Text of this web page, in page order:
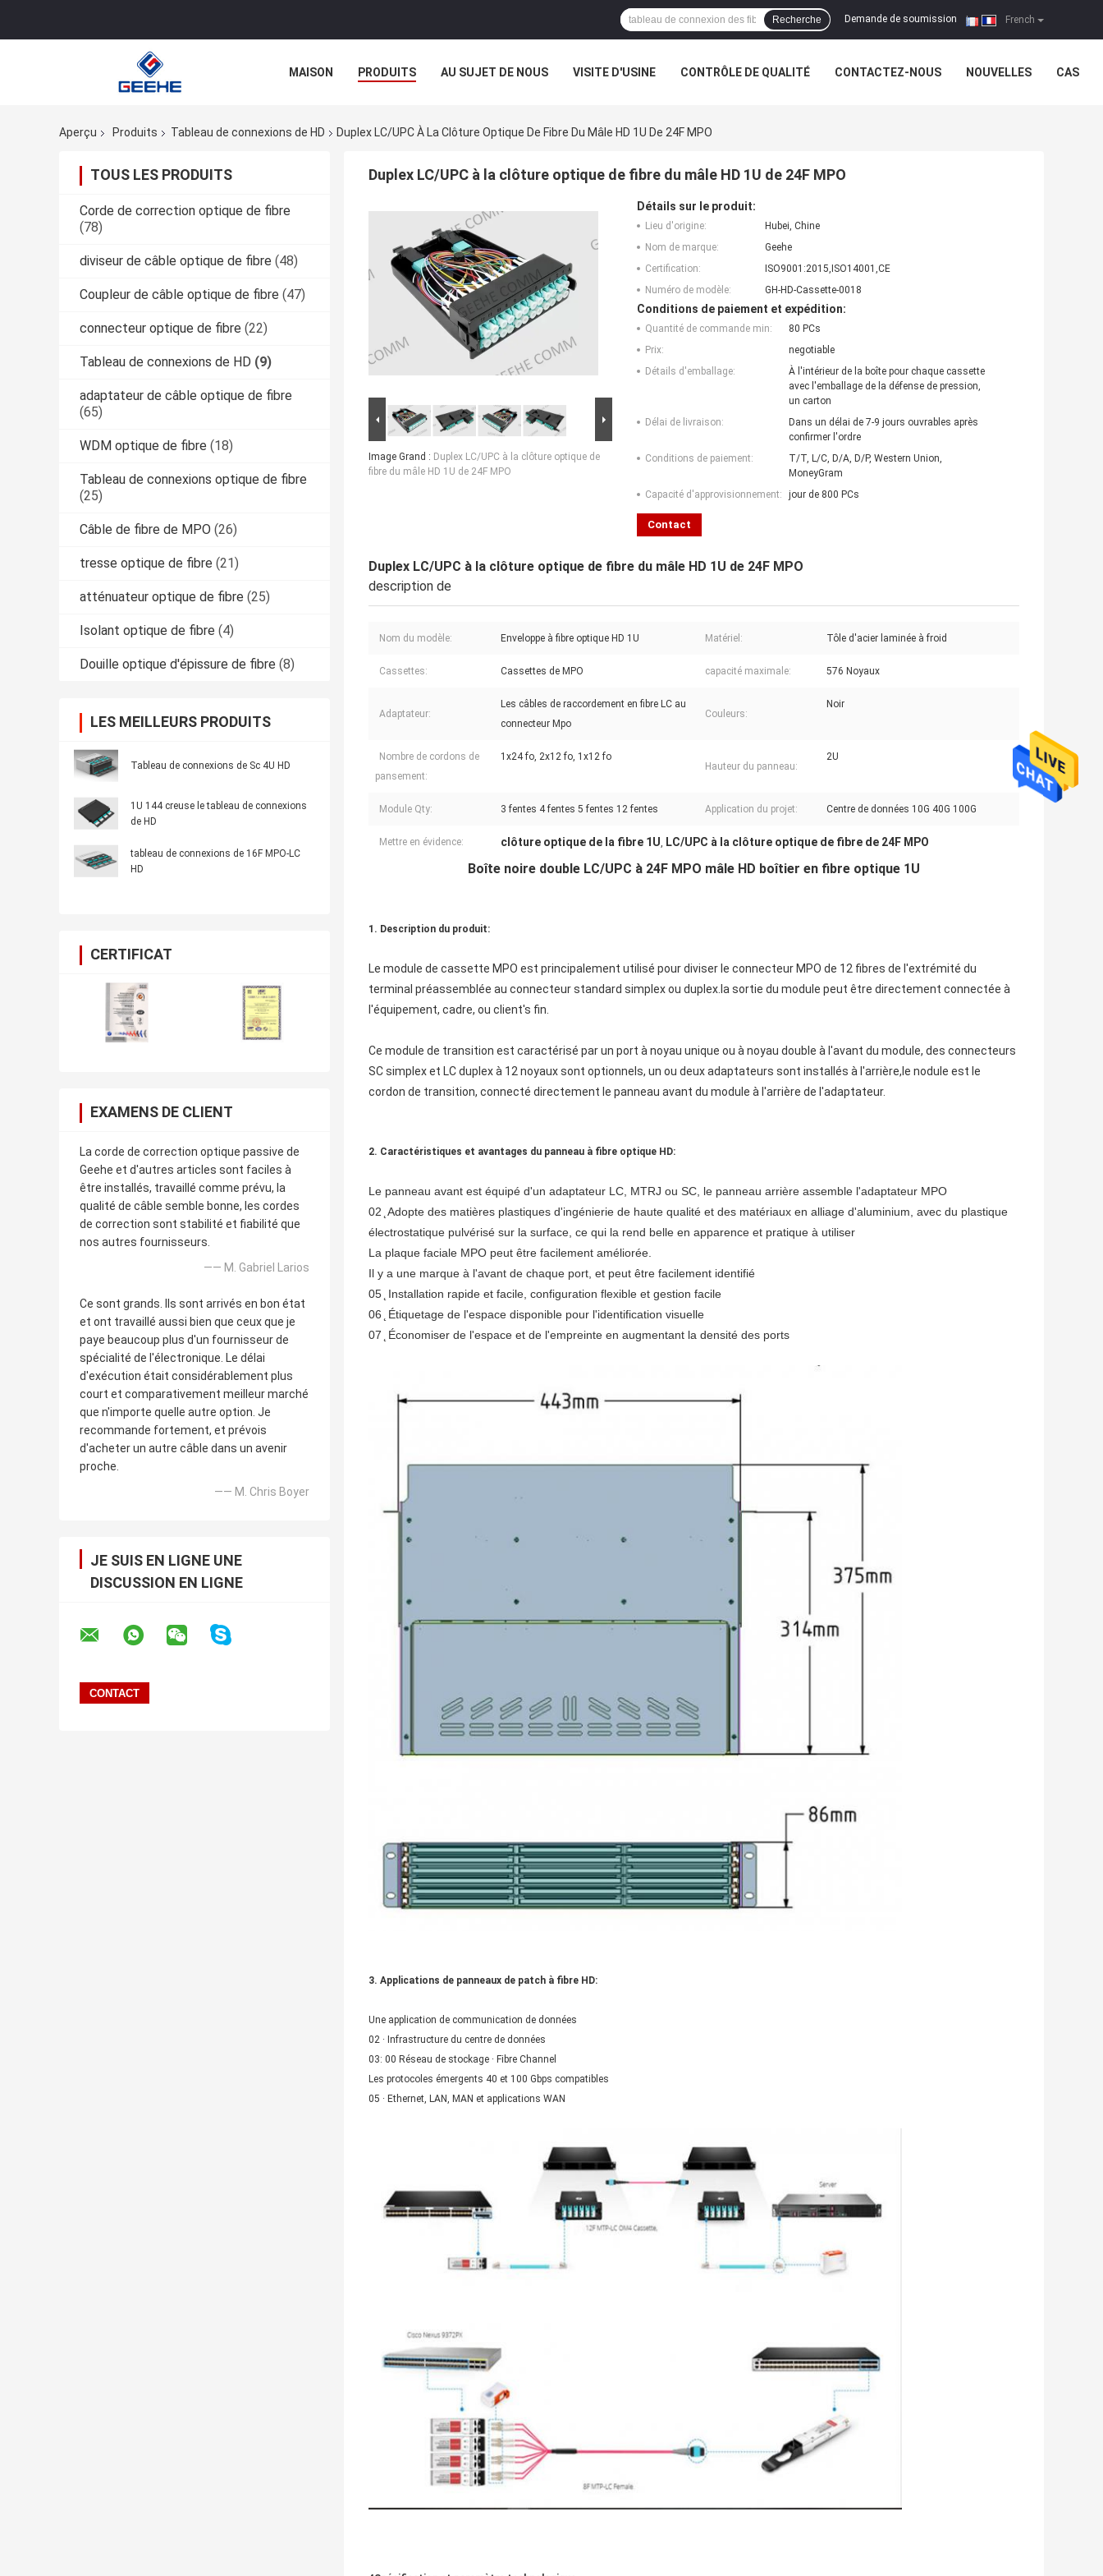
French
Demande de soumission |
Recherche
MAISON PRODUITS AU SUJET DE NOUS VISITE D'USINE CONTRÔLE DE QUALITÉ CONTACTEZ-NOUS NOUVELLES CAS
Aperçu Produits Tableau de connexions de HD Duplex LC/UPC À La Clôture Optique De Fibre Du Mâle HD 1U De 24F MPO
TOUS LES PRODUITS
Corde de correction optique de fibre
(78)
diviseur de câble optique de fibre (48)
Coupleur de câble optique de fibre (47)
connecteur optique de fibre (22)
Tableau de connexions de HD (9)
adaptateur de câble optique de fibre
(65)
WDM optique de fibre (18)
Tableau de connexions optique de fibre
(25)
Câble de fibre de MPO (26)
tresse optique de fibre (21)
atténuateur optique de fibre (25)
Isolant optique de fibre (4)
Douille optique d'épissure de fibre (8)
LES MEILLEURS PRODUITS
Tableau de connexions de Sc 4U HD
1U 144 creuse le tableau de connexions
de HD
tableau de connexions de 16F MPO-LC
HD
CERTIFICAT
EXAMENS DE CLIENT
La corde de correction optique passive de
Geehe et d'autres articles sont faciles à
être installés, travaillé comme prévu, la
qualité de câble semble bonne, les cordes
de correction sont stabilité et fiabilité que
nos autres fournisseurs.
—— M. Gabriel Larios
Ce sont grands. Ils sont arrivés en bon état
et ont travaillé aussi bien que ceux que je
paye beaucoup plus d'un fournisseur de
spécialité de l'électronique. Le délai
d'exécution était considérablement plus
court et comparativement meilleur marché
que n'importe quelle autre option. Je
recommande fortement, et prévois
d'acheter un autre câble dans un avenir
proche.
—— M. Chris Boyer
JE SUIS EN LIGNE UNE
DISCUSSION EN LIGNE
Duplex LC/UPC à la clôture optique de fibre du mâle HD 1U de 24F MPO
Image Grand : Duplex LC/UPC à la clôture optique de
fibre du mâle HD 1U de 24F MPO
Détails sur le produit:
Lieu d'origine:
Hubei, Chine
Nom de marque:
Geehe
Certification:
ISO9001:2015,ISO14001,CE
Numéro de modèle:
GH-HD-Cassette-0018
Conditions de paiement et expédition:
Quantité de commande min:
80 PCs
Prix:
negotiable
Détails d'emballage:
À l'intérieur de la boîte pour chaque cassette
avec l'emballage de la défense de pression,
un carton
Délai de livraison:
Dans un délai de 7-9 jours ouvrables après
confirmer l'ordre
Conditions de paiement:
T/T, L/C, D/A, D/P, Western Union,
MoneyGram
Capacité d'approvisionnement:
jour de 800 PCs
Contact
Duplex LC/UPC à la clôture optique de fibre du mâle HD 1U de 24F MPO
description de
Nom du modèle: Enveloppe à fibre optique HD 1U Matériel: Tôle d'acier laminée à froid
Cassettes: Cassettes de MPO capacité maximale: 576 Noyaux
Adaptateur:
Les câbles de raccordement en fibre LC au
connecteur Mpo
Couleurs:
Noir
Nombre de cordons de
pansement:
1x24 fo, 2x12 fo, 1x12 fo
Hauteur du panneau:
2U
Module Qty: 3 fentes 4 fentes 5 fentes 12 fentes Application du projet: Centre de données 10G 40G 100G
Mettre en évidence: clôture optique de la fibre 1U, LC/UPC à la clôture optique de fibre de 24F MPO
Boîte noire double LC/UPC à 24F MPO mâle HD boîtier en fibre optique 1U
1. Description du produit:
Le module de cassette MPO est principalement utilisé pour diviser le connecteur MPO de 12 fibres de l'extrémité du
terminal préassemblée au connecteur standard simplex ou duplex.la sortie du module peut être directement connectée à
l'équipement, cadre, ou client's fin.
Ce module de transition est caractérisé par un port à noyau unique ou à noyau double à l'avant du module, des connecteurs
SC simplex et LC duplex à 12 noyaux sont optionnels, un ou deux adaptateurs sont installés à l'arrière,le nodule est le
cordon de transition, connecté directement le panneau avant du module à l'arrière de l'adaptateur.
2. Caractéristiques et avantages du panneau à fibre optique HD:
Le panneau avant est équipé d'un adaptateur LC, MTRJ ou SC, le panneau arrière assemble l'adaptateur MPO
02 ̨ Adopte des matières plastiques d'ingénierie de haute qualité et des matériaux en alliage d'aluminium, avec du plastique
électrostatique pulvérisé sur la surface, ce qui la rend belle en apparence et pratique à utiliser
La plaque faciale MPO peut être facilement améliorée.
Il y a une marque à l'avant de chaque port, et peut être facilement identifié
05 ̨ Installation rapide et facile, configuration flexible et gestion facile
06 ̨ Étiquetage de l'espace disponible pour l'identification visuelle
07 ̨ Économiser de l'espace et de l'empreinte en augmentant la densité des ports
3. Applications de panneaux de patch à fibre HD:
Une application de communication de données
02 ∙ Infrastructure du centre de données
03: 00 Réseau de stockage ∙ Fibre Channel
Les protocoles émergents 40 et 100 Gbps compatibles
05 ∙ Ethernet, LAN, MAN et applications WAN